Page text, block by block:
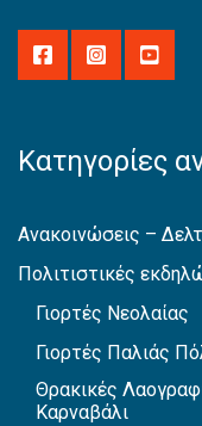
Κατηγορίες
Ανακοινώσεις –
Πολιτιστικές
Γιορτές Νεολαίας
Γιορτές Παλιάς
Θρακικές
Καρναβάλι